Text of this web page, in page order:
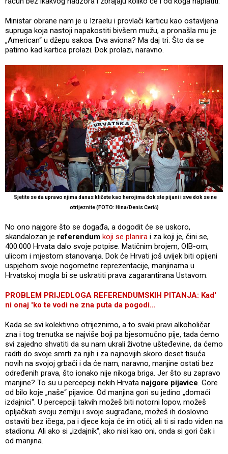
Ministar obrane nam je u Izraelu i provlači karticu kao ostavljena
supruga koja nastoji napakostiti bivšem mužu, a pronašla mu je
„American“ u džepu sakoa. Dva aviona? Ma daj tri. Što da se
patimo kad kartica prolazi. Dok prolazi, naravno.
Sjetite se da upravo njima danas kličete kao herojima dok ste pijani i sve dok se ne
otrijeznite (FOTO: Hina/Denis Cerić)
No ono najgore što se događa, a dogodit će se uskoro,
skandalozan je referendum koji se planira i za koji je, čini se,
400.000 Hrvata dalo svoje potpise. Matičnim brojem, OIB-om,
ulicom i mjestom stanovanja. Dok će Hrvati još uvijek biti opijeni
uspjehom svoje nogometne reprezentacije, manjinama u
Hrvatskoj mogla bi se uskratiti prava zagarantirana Ustavom.
PROBLEM PRIJEDLOGA REFERENDUMSKIH PITANJA: Kad'
ni onaj 'ko te vodi ne zna puta da pogodi…
Kada se svi kolektivno otrijeznimo, a to svaki pravi alkoholičar
zna i tog trenutka se najviše boji pa bjesomučno pije, tada ćemo
svi zajedno shvatiti da su nam ukrali životne ušteđevine, da ćemo
raditi do svoje smrti za njih i za najnovijih skoro deset tisuća
novih na svojoj grbači i da će nam, naravno, manjine ostati bez
određenih prava, što ionako nije nikoga briga. Jer što su zapravo
manjine? To su u percepciji nekih Hrvata najgore pijavice. Gore
od bilo koje „naše“ pijavice. Od manjina gori su jedino „domaći
izdajnici“. U percepciji takvih možeš biti notorni lopov, možeš
opljačkati svoju zemlju i svoje sugrađane, možeš ih doslovno
ostaviti bez ičega, pa i djece koja će im otići, ali ti si rado viđen na
stadionu. Ali ako si „izdajnik“, ako nisi kao oni, onda si gori čak i
od manjina.